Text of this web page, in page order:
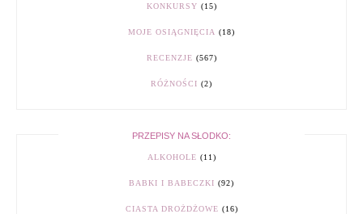
KONKURSY (15)
MOJE OSIĄGNIĘCIA (18)
RECENZJE (567)
RÓŻNOŚCI (2)
PRZEPISY NA SŁODKO:
ALKOHOLE (11)
BABKI I BABECZKI (92)
CIASTA DROŻDŻOWE (16)